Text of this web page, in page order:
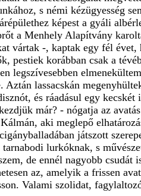
s némi kézügyesség
képest a gyáli
a Menhely Alapítvány
vártak -, kaptak egy fél
pestiek korábban csak a
legszívesebben
Aztán lassacskán
és ráadásul egy kecskét
már? - nógatja az
aki meglepő
játszott
lurkóknak, s
de ennél nagyobb csudát
az, amelyik a frissen
Valami szolidat,